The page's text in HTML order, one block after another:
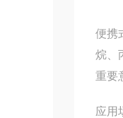
便携
烷、
重要
应用